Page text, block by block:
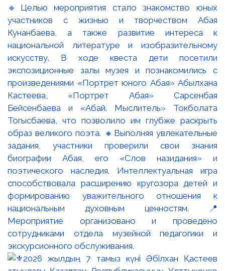
🔹Целью мероприятия стало знакомство юных
участников с жизнью и творчеством Абая
Кунанбаева, а также развитие интереса к
национальной литературе и изобразительному
искусству. В ходе квеста дети посетили
экспозиционные залы музея и познакомились с
произведениями «Портрет юного Абая» Абылхана
Кастеева, «Портрет Абая» Сарсенбая
Бейсенбаева и «Абай. Мыслитель» Токболата
Тогысбаева, что позволило им глубже раскрыть
образ великого поэта. 🔸Выполняя увлекательные
задания, участники проверили свои знания
биографии Абая, его «Слов назидания» и
поэтического наследия. Интеллектуальная игра
способствовала расширению кругозора детей и
формированию уважительного отношения к
национальным духовным ценностям. 📍
Мероприятие организовано и проведено
сотрудниками отдела музейной педагогики и
экскурсионного обслуживания.